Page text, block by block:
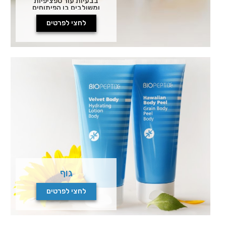
ומשולבים בו הפיתוחים
והטכנולוגיות האחרונים
בתחום הקוסמטיקה
חומרים פעילים בננו
טכנולוגיה ופפטידים
ננו חלקיקים הינם
מולקולות או חלקיקים אשר
גודלם נמדד בננומטרים.
חלקיקים זעירים אלה אינם
ניתנים לזיהוי בעין בלתי
מזוינת. גודלם מאפשר
לחומר הפעיל לחדור עמוק
יותר אל עומק העור
ומאפשר ליותר חומר
להספג בעור.
לחצי לפרטים
גוף
לחצי לפרטים